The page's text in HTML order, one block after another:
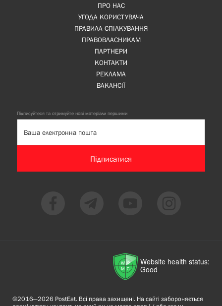
ПРО НАС
УГОДА КОРИСТУВАЧА
ПРАВИЛА СПІЛКУВАННЯ
ПРАВОВЛАСНИКАМ
ПАРТНЕРИ
КОНТАКТИ
РЕКЛАМА
ВАКАНСІЇ
Підписуйтеся та отримуйте нові матеріали першими
Підписатися
Website health status:
Good
©2016—2026 PostEat. Всі права захищені. На сайті забороняється